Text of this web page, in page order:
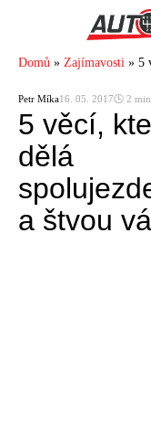
Domů » Zajímavosti » 5
Petr Míka16. 05. 2017🕓 2 min
5 věcí,
dělá
a štvou